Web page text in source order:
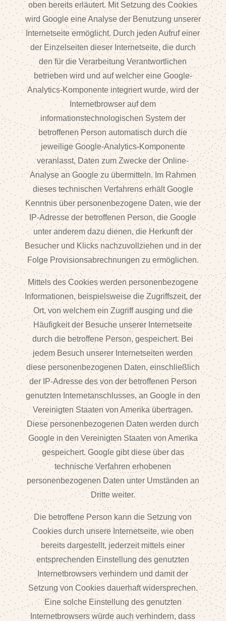
oben bereits erläutert. Mit Setzung des Cookies
wird Google eine Analyse der Benutzung unserer
Internetseite ermöglicht. Durch jeden Aufruf einer
der Einzelseiten dieser Internetseite, die durch
den für die Verarbeitung Verantwortlichen
betrieben wird und auf welcher eine Google-
Analytics-Komponente integriert wurde, wird der
Internetbrowser auf dem
informationstechnologischen System der
betroffenen Person automatisch durch die
jeweilige Google-Analytics-Komponente
veranlasst, Daten zum Zwecke der Online-
Analyse an Google zu übermitteln. Im Rahmen
dieses technischen Verfahrens erhält Google
Kenntnis über personenbezogene Daten, wie der
IP-Adresse der betroffenen Person, die Google
unter anderem dazu dienen, die Herkunft der
Besucher und Klicks nachzuvollziehen und in der
Folge Provisionsabrechnungen zu ermöglichen.
Mittels des Cookies werden personenbezogene
Informationen, beispielsweise die Zugriffszeit, der
Ort, von welchem ein Zugriff ausging und die
Häufigkeit der Besuche unserer Internetseite
durch die betroffene Person, gespeichert. Bei
jedem Besuch unserer Internetseiten werden
diese personenbezogenen Daten, einschließlich
der IP-Adresse des von der betroffenen Person
genutzten Internetanschlusses, an Google in den
Vereinigten Staaten von Amerika übertragen.
Diese personenbezogenen Daten werden durch
Google in den Vereinigten Staaten von Amerika
gespeichert. Google gibt diese über das
technische Verfahren erhobenen
personenbezogenen Daten unter Umständen an
Dritte weiter.
Die betroffene Person kann die Setzung von
Cookies durch unsere Internetseite, wie oben
bereits dargestellt, jederzeit mittels einer
entsprechenden Einstellung des genutzten
Internetbrowsers verhindern und damit der
Setzung von Cookies dauerhaft widersprechen.
Eine solche Einstellung des genutzten
Internetbrowsers würde auch verhindern, dass